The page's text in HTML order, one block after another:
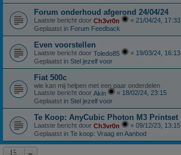
Forum onderhoud afgerond 24/04/24
Laatste bericht door Ch3vr0n « 21/04/24, 17:33
Geplaatst in Forum Feedback
Even voorstellen
Laatste bericht door Toledo85 « 19/03/24, 16:13
Geplaatst in Stel jezelf voor
Fiat 500c
wie kan mij helpen met een paar onderdelen
Laatste bericht door Akin « 18/02/24, 23:15
Geplaatst in Stel jezelf voor
Te Koop: AnyCubic Photon M3 Printset
Laatste bericht door Ch3vr0n « 09/12/23, 13:15
Geplaatst in Te koop: Vraag en Aanbod